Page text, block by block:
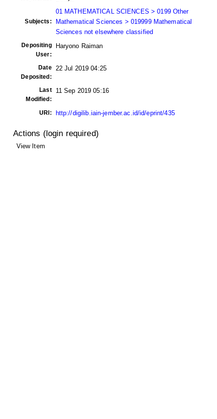
Subjects:
01 MATHEMATICAL SCIENCES > 0199 Other
Mathematical Sciences > 019999 Mathematical
Sciences not elsewhere classified
Depositing
User:
Haryono Raiman
Date
Deposited:
22 Jul 2019 04:25
Last
Modified:
11 Sep 2019 05:16
URI: http://digilib.iain-jember.ac.id/id/eprint/435
Actions (login required)
View Item